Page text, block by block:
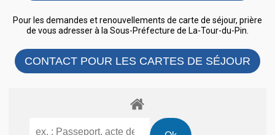
Pour les demandes et renouvellements de carte de séjour, prière
de vous adresser à la Sous-Préfecture de La-Tour-du-Pin.
CONTACT POUR LES CARTES DE SÉJOUR